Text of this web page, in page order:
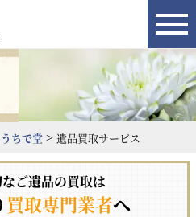
ちで堂 > 遺品買取サービス
ご遺品の買取は
買取専門業者へ